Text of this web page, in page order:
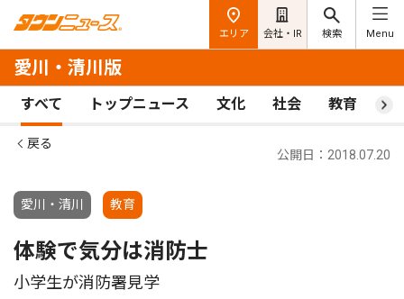
エリア 会社・IR 検索 Menu
愛川・清川版
すべて トップニュース 文化 社会 教育 ス
戻る
愛川・清川 教育
公開日：2018.07.20
体験で気分は消防士
小学生が消防署見学